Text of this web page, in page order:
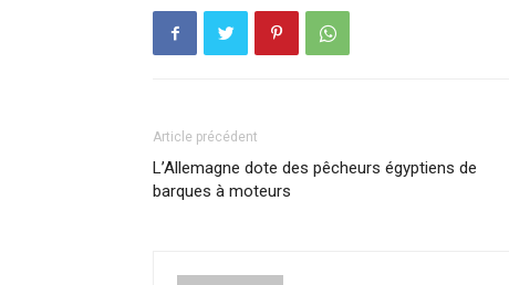
Article précédent
L’Allemagne dote des pêcheurs égyptiens de
barques à moteurs